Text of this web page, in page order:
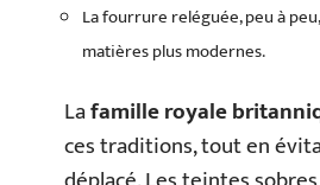
La fourrure reléguée, peu à
matières plus modernes.
Lafamille royale
ces traditions, tout en